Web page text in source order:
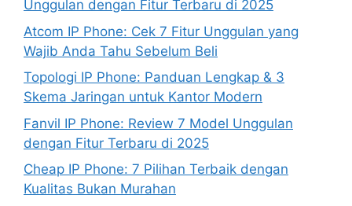
Unggulan dengan Fitur Terbaru di 2025
Atcom IP Phone: Cek 7 Fitur Unggulan yang
Wajib Anda Tahu Sebelum Beli
Topologi IP Phone: Panduan Lengkap & 3
Skema Jaringan untuk Kantor Modern
Fanvil IP Phone: Review 7 Model Unggulan
dengan Fitur Terbaru di 2025
Cheap IP Phone: 7 Pilihan Terbaik dengan
Kualitas Bukan Murahan